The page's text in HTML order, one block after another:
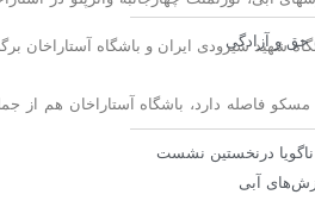
شهید شیرودی ایران و باشگاه آستاراخان
یک‌هزارو ۶۰۰ کیلومتر با مسکو فاصله دارد،
حق و آزادگی
درنخستین نشست
آبی